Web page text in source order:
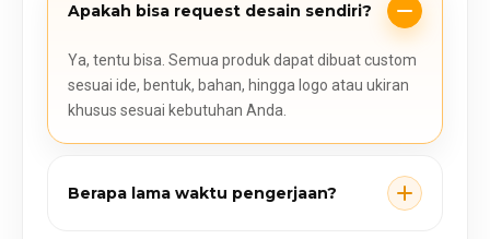
Apakah bisa request desain sendiri?
Ya, tentu bisa. Semua produk dapat dibuat custom
sesuai ide, bentuk, bahan, hingga logo atau ukiran
khusus sesuai kebutuhan Anda.
Berapa lama waktu pengerjaan?